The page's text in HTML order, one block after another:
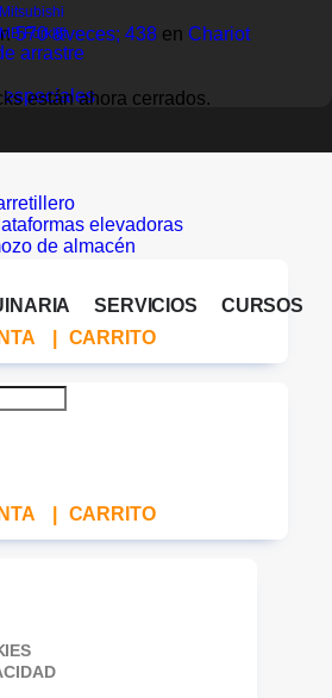
Mitsubishi
MB Forklift
arrastre
elevadoras
de almacén
570 &veces; 438 en Chariot
están ahora cerrados.
SERVICIOS
CURSOS
CARRITO
CARRITO